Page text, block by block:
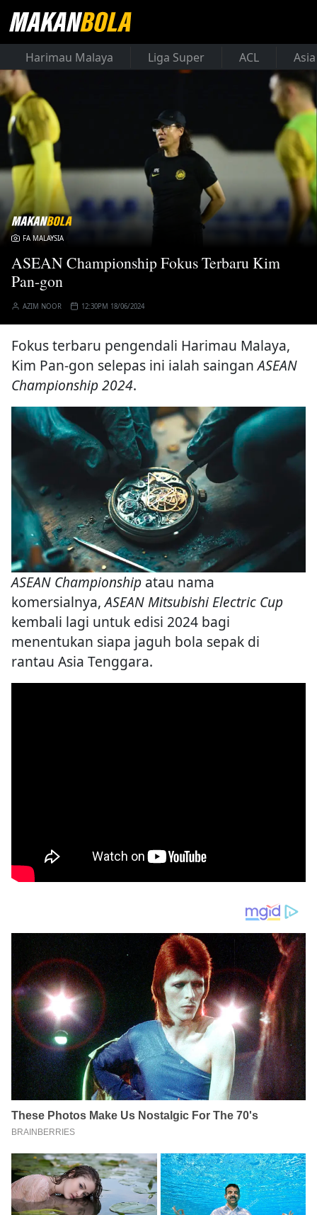
Harimau Malaya Liga Super ACL
FA MALAYSIA
ASEAN Championship Fokus Terbaru Kim
Pan-gon
AZIM NOOR 12:30PM 18/06/2024
Fokus terbaru pengendali Harimau Malaya,
Kim Pan-gon selepas ini ialah sainganASEAN
Championship 2024.
ASEAN Championship atau nama
komersialnya,ASEAN Mitsubishi Electric Cup
kembali lagi untuk edisi 2024 bagi
menentukan siapa jaguh bola sepak di
rantau Asia Tenggara.